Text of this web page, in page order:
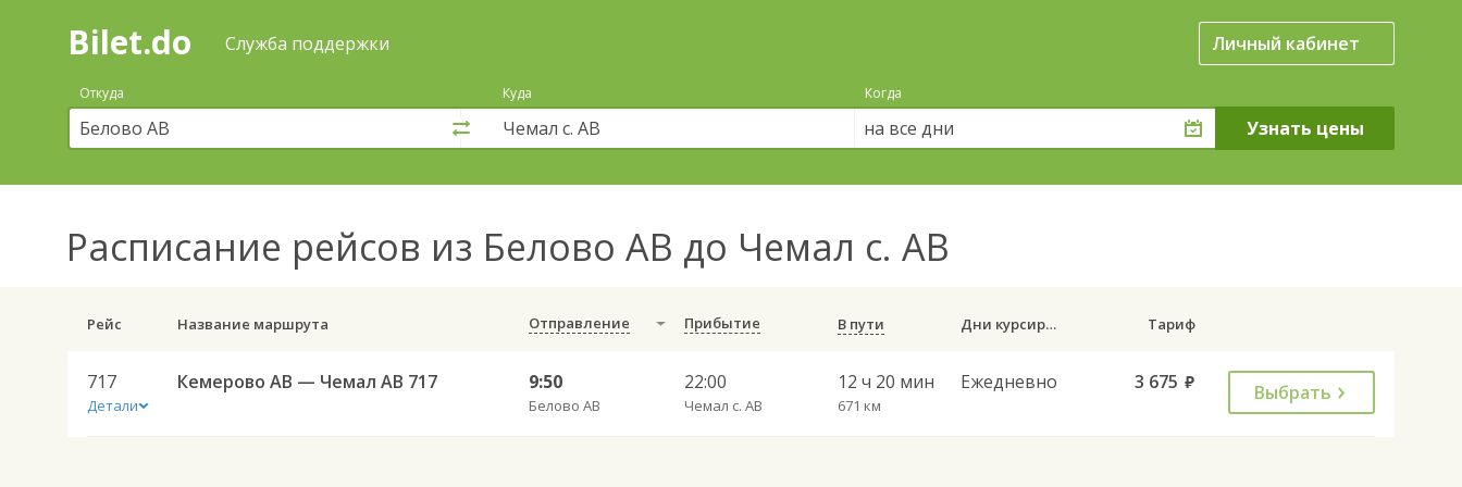
Поиск
покупка
билетов
автобус
онлайн
Bilet.do Служба поддержки Личный кабинет
Откуда Куда Когда
на все дни
Расписание рейсов из Белово АВ до Чемал с. АВ
Рейс Название маршрута Отправление Прибытие В пути Дни курсирования Тариф
717
Детали
Кемерово АВ — Чемал АВ 717 9:50
Белово АВ
22:00
Чемал с. АВ
12 ч 20 мин
671 км
Ежедневно 3 675 руб. Выбрать